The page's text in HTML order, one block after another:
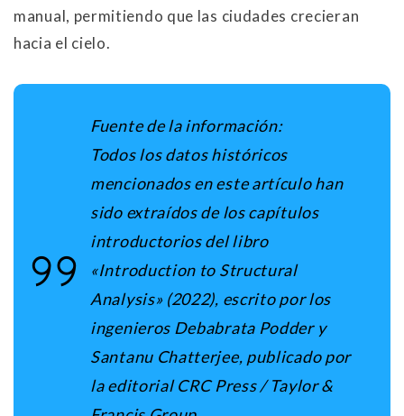
manual, permitiendo que las ciudades crecieran
hacia el cielo.
Fuente de la información:
Todos los datos históricos
mencionados en este artículo han
sido extraídos de los capítulos
introductorios del libro
«Introduction to Structural
Analysis» (2022), escrito por los
ingenieros Debabrata Podder y
Santanu Chatterjee, publicado por
la editorial CRC Press / Taylor &